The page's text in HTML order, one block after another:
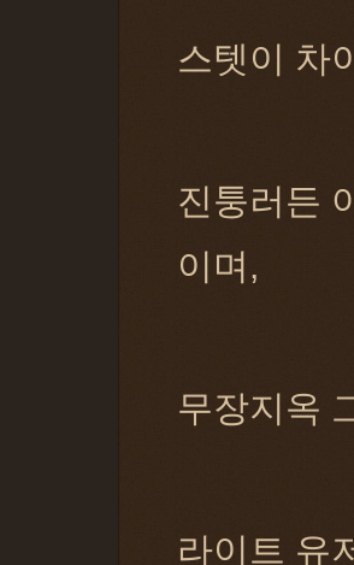
스텟이 차
진퉁러든
이며,
무장지옥
라이트 유